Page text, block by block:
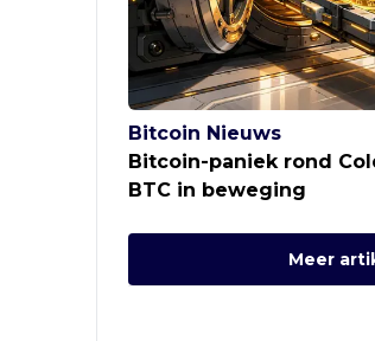
Bitcoin Nieuws
Bitcoin-paniek rond
BTC in beweging
Meer